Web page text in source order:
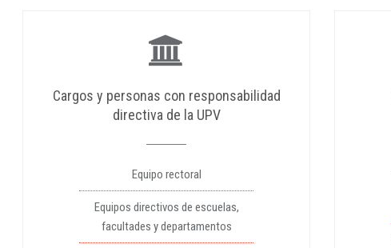
Cargos y personas con responsabilidad
directiva de la UPV
Equipo rectoral
Equipos directivos de escuelas,
facultades y departamentos